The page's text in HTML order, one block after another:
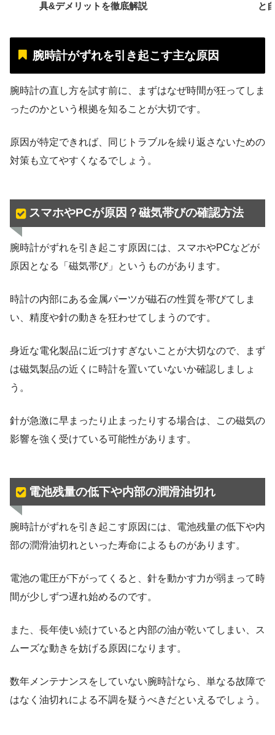
具&デメリットを徹底解説
と
腕時計がずれを引き起こす主な原因
腕時計の直し方を試す前に、まずはなぜ時間が狂ってしま
ったのかという根拠を知ることが大切です。
原因が特定できれば、同じトラブルを繰り返さないための
対策も立てやすくなるでしょう。
スマホやPCが原因？磁気帯びの確認方法
腕時計がずれを引き起こす原因には、スマホやPCなどが
原因となる「磁気帯び」というものがあります。
時計の内部にある金属パーツが磁石の性質を帯びてしま
い、精度や針の動きを狂わせてしまうのです。
身近な電化製品に近づけすぎないことが大切なので、まず
は磁気製品の近くに時計を置いていないか確認しましょ
う。
針が急激に早まったり止まったりする場合は、この磁気の
影響を強く受けている可能性があります。
電池残量の低下や内部の潤滑油切れ
腕時計がずれを引き起こす原因には、電池残量の低下や内
部の潤滑油切れといった寿命によるものがあります。
電池の電圧が下がってくると、針を動かす力が弱まって時
間が少しずつ遅れ始めるのです。
また、長年使い続けていると内部の油が乾いてしまい、ス
ムーズな動きを妨げる原因になります。
数年メンテナンスをしていない腕時計なら、単なる故障で
はなく油切れによる不調を疑うべきだといえるでしょう。